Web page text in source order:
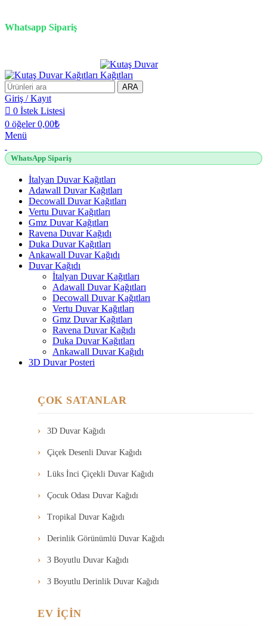
Whatsapp Sipariş
ARA
Giriş / Kayıt
0 İstek Listesi
0 öğeler 0,00₺
Menü
WhatsApp Sipariş
İtalyan Duvar Kağıtları
Adawall Duvar Kağıtları
Decowall Duvar Kağıtları
Vertu Duvar Kağıtları
Gmz Duvar Kağıtları
Ravena Duvar Kağıdı
Duka Duvar Kağıtları
Ankawall Duvar Kağıdı
Duvar Kağıdı
İtalyan Duvar Kağıtları
Adawall Duvar Kağıtları
Decowall Duvar Kağıtları
Vertu Duvar Kağıtları
Gmz Duvar Kağıtları
Ravena Duvar Kağıdı
Duka Duvar Kağıtları
Ankawall Duvar Kağıdı
3D Duvar Posteri
ÇOK SATANLAR
3D Duvar Kağıdı
Çiçek Desenli Duvar Kağıdı
Lüks İnci Çiçekli Duvar Kağıdı
Çocuk Odası Duvar Kağıdı
Tropikal Duvar Kağıdı
Derinlik Görünümlü Duvar Kağıdı
3 Boyutlu Duvar Kağıdı
3 Boyutlu Derinlik Duvar Kağıdı
EV İÇİN